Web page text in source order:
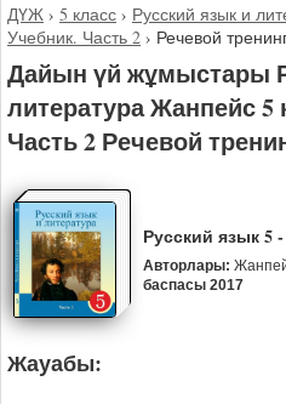
ДҮЖ › 5 класс › Русский язык и
Учебник. Часть 2 › Речевой
Дайын үй жұмыстары
литература Жанпейс 5
Часть 2 Речевой
Русский язык 5
Авторлары:
баспасы 2017
Жауабы: